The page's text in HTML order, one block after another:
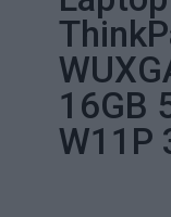
16GB
W11P